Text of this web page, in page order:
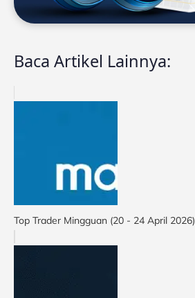
Baca Artikel Lainnya:
Top Trader Mingguan (20 - 24 April 2026)